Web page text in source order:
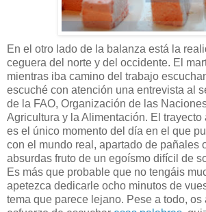
En el otro lado de la balanza está la
ceguera del norte y del occidente. El
mientras iba camino del trabajo
escuché con atención una entrevista al
de la FAO, Organización de las
Agricultura y la Alimentación. El
es el único momento del día en el que
con el mundo real, apartado de pañales
absurdas fruto de un egoísmo difícil de
Es más que probable que no tengáis
apetezca dedicarle ocho minutos de
tema que parece lejano. Pese a todo, os